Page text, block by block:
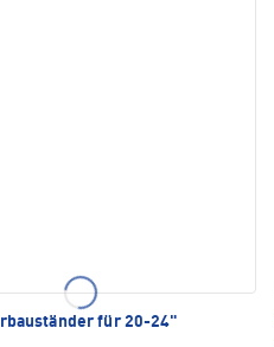
für 20-24"